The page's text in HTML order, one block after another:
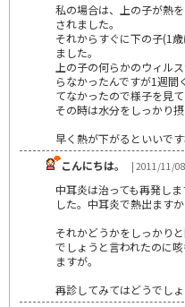
私の場合は、上の子が熱
されました。
それからすぐに下の子(1
ました。
上の子の何らかのウィル
らなかったんですが1週
てなかったので様子を見て
その時は水分をしっかり摂
早く熱が下がるといいで
こんにちは。
| 2011/11/08
中耳炎は治っても再発し
した。中耳炎で熱出ますか
それかどうかをしっかり
でしょうと言われたのに
ますが。
再診してみてはどうでしょ